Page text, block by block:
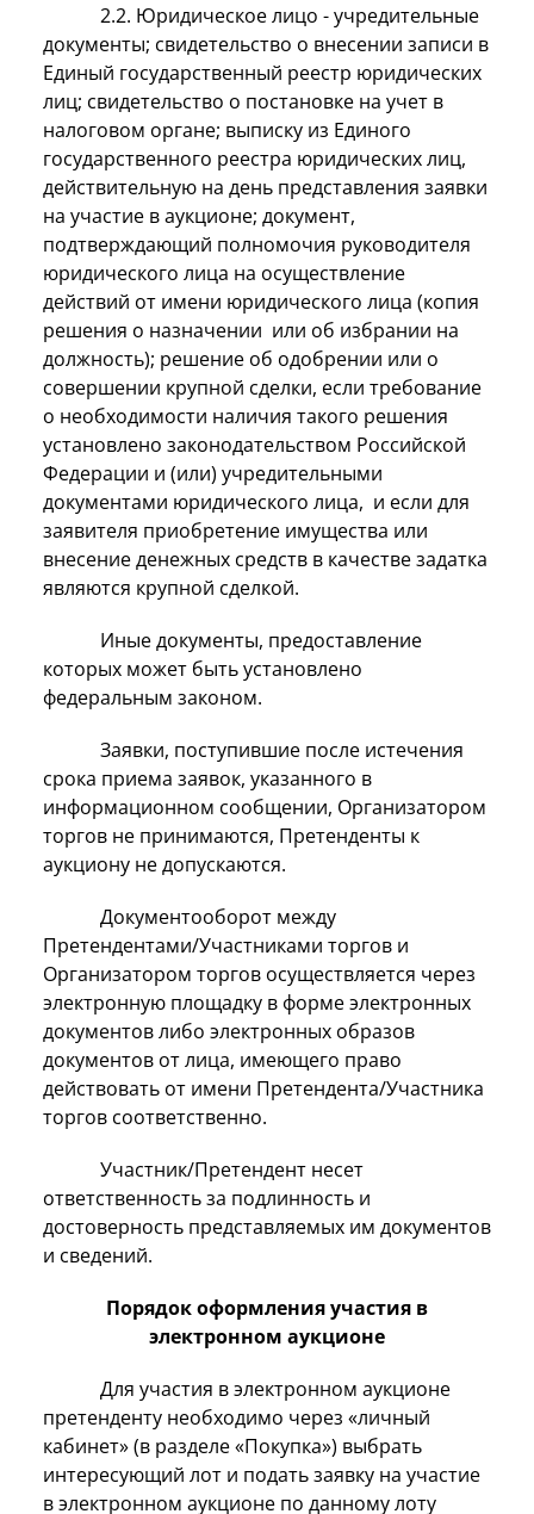
2.2. Юридическое лицо - учредительные
документы; свидетельство о внесении записи в
Единый государственный реестр юридических
лиц; свидетельство о постановке на учет в
налоговом органе; выписку из Единого
государственного реестра юридических лиц,
действительную на день представления заявки
на участие в аукционе; документ,
подтверждающий полномочия руководителя
юридического лица на осуществление
действий от имени юридического лица (копия
решения о назначении или об избрании на
должность); решение об одобрении или о
совершении крупной сделки, если требование
о необходимости наличия такого решения
установлено законодательством Российской
Федерации и (или) учредительными
документами юридического лица, и если для
заявителя приобретение имущества или
внесение денежных средств в качестве задатка
являются крупной сделкой.
Иные документы, предоставление
которых может быть установлено
федеральным законом.
Заявки, поступившие после истечения
срока приема заявок, указанного в
информационном сообщении, Организатором
торгов не принимаются, Претенденты к
аукциону не допускаются.
Документооборот между
Претендентами/Участниками торгов и
Организатором торгов осуществляется через
электронную площадку в форме электронных
документов либо электронных образов
документов от лица, имеющего право
действовать от имени Претендента/Участника
торгов соответственно.
Участник/Претендент несет
ответственность за подлинность и
достоверность представляемых им документов
и сведений.
Порядок оформления участия в
электронном аукционе
Для участия в электронном аукционе
претенденту необходимо через «личный
кабинет» (в разделе «Покупка») выбрать
интересующий лот и подать заявку на участие
в электронном аукционе по данному лоту